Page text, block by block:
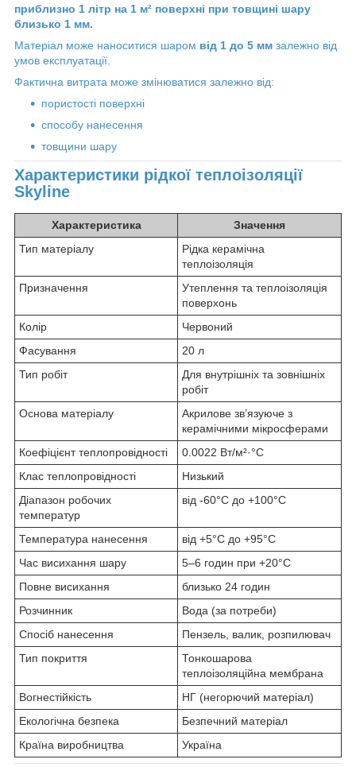
приблизно 1 літр на 1 м² поверхні при товщині шару
близько 1 мм.
Матеріал може наноситися шаром від 1 до 5 мм залежно від
умов експлуатації.
Фактична витрата може змінюватися залежно від:
пористості поверхні
способу нанесення
товщини шару
Характеристики рідкої теплоізоляції
Skyline
Характеристика
Значення
Тип матеріалу
Рідка керамічна
теплоізоляція
Призначення
Утеплення та теплоізоляція
поверхонь
Колір
Червоний
Фасування
20 л
Тип робіт
Для внутрішніх та зовнішніх
робіт
Основа матеріалу
Акрилове зв’язуюче з
керамічними мікросферами
Коефіцієнт теплопровідності
0.0022 Вт/м²·°C
Клас теплопровідності
Низький
Діапазон робочих
температур
від -60°C до +100°C
Температура нанесення
від +5°C до +95°C
Час висихання шару
5–6 годин при +20°C
Повне висихання
близько 24 годин
Розчинник
Вода (за потреби)
Спосіб нанесення
Пензель, валик, розпилювач
Тип покриття
Тонкошарова
теплоізоляційна мембрана
Вогнестійкість
НГ (негорючий матеріал)
Екологічна безпека
Безпечний матеріал
Країна виробництва
Україна